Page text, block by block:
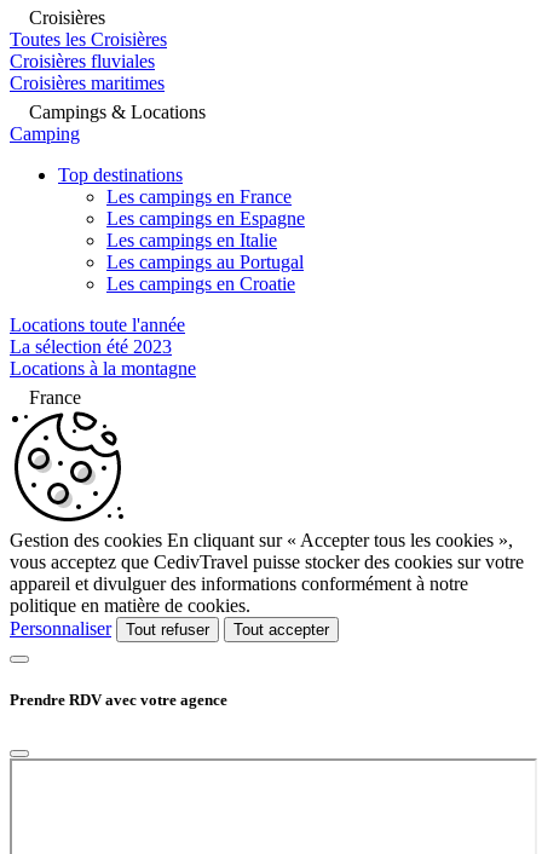
Croisières
Toutes les Croisières
Croisières fluviales
Croisières maritimes
Campings & Locations
Camping
Top destinations
Les campings en France
Les campings en Espagne
Les campings en Italie
Les campings au Portugal
Les campings en Croatie
Locations toute l'année
La sélection été 2023
Locations à la montagne
France
Gestion des cookies En cliquant sur « Accepter tous les cookies »,
vous acceptez que CedivTravel puisse stocker des cookies sur votre
appareil et divulguer des informations conformément à notre
politique en matière de cookies.
Personnaliser
Tout refuser Tout accepter
Prendre RDV avec votre agence